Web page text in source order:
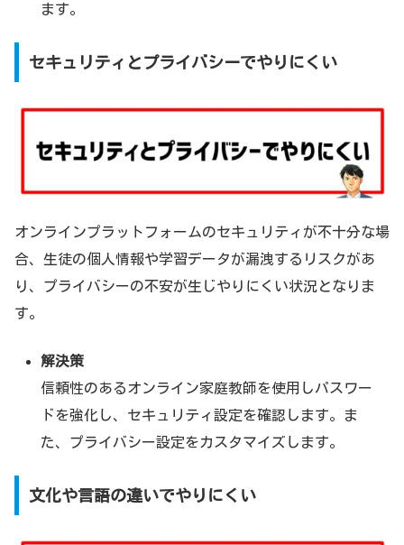
ます。
セキュリティとプライバシーでやりにくい
オンラインプラットフォームのセキュリティが不十分な場
合、生徒の個人情報や学習データが漏洩するリスクがあ
り、プライバシーの不安が生じやりにくい状況となりま
す。
解決策
信頼性のあるオンライン家庭教師を使用しパスワー
ドを強化し、セキュリティ設定を確認します。ま
た、プライバシー設定をカスタマイズします。
文化や言語の違いでやりにくい